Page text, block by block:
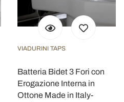
VIADURINI TAPS
Batteria Bidet 3 Fori con
Erogazione Interna in
Ottone Made in Italy-